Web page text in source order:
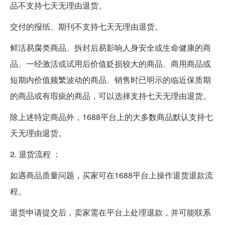
品不支持七天无理由退货。
交付的报纸、期刊不支持七天无理由退货。
鲜活易腐类商品、拆封后易影响人身安全或生命健康的商
品、一经激活或试用后价值贬损较大的商品、商用商品或
短期内价值频繁波动的商品、销售时已明示的临近保质期
的商品或有瑕疵的商品，可以选择支持七天无理由退货。
除上述特定商品外，1688平台上的大多数商品默认支持七
天无理由退货。
2. 退货流程 ：
如遇商品质量问题，买家可在1688平台上操作退货退款流
程。
退货申请提交后，卖家需在平台上处理退款，并可能联系